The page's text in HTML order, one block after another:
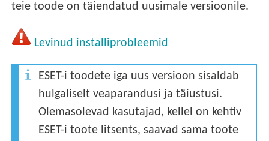
teie toode on täiendatud uusimale versioonile.
Levinud installiprobleemid
ESET-i toodete iga uus versioon sisaldab
hulgaliselt veaparandusi ja täiustusi.
Olemasolevad kasutajad, kellel on kehtiv
ESET-i toote litsents, saavad sama toote